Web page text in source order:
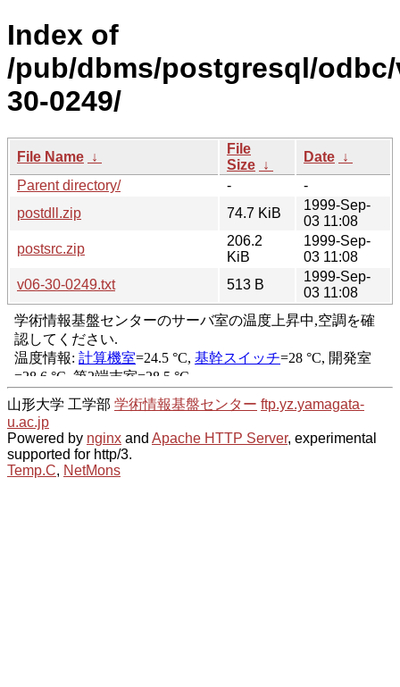
Index of
/pub/dbms/postgresql/
30-0249/
File Name ↓
File
Size ↓
Date ↓
Parent directory/
-
-
postdll.zip
74.7 KiB
1999-Sep-
03 11:08
postsrc.zip
206.2
KiB
1999-Sep-
03 11:08
v06-30-0249.txt
513 B
1999-Sep-
03 11:08
山形大学 工学部 学術情報基盤センター ftp.yz.yamagata-
u.ac.jp
Powered by nginx and Apache HTTP Server, experimental
supported for http/3.
Temp.C, NetMons